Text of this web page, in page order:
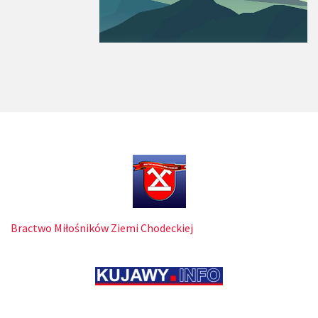
Bractwo Miłośników Ziemi Chodeckiej